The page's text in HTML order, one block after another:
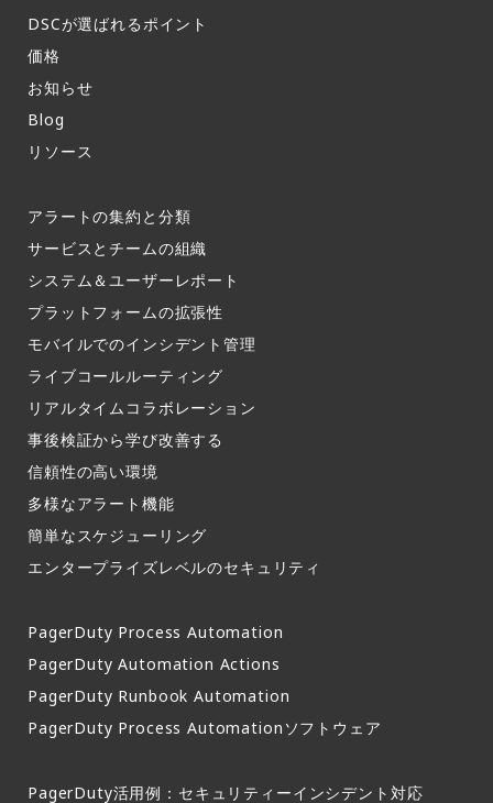
DSCが選ばれるポイント
価格
お知らせ​
Blog
リソース
アラートの集約と分類​
サービスとチームの組織​
システム＆ユーザーレポート​
プラットフォームの拡張性
モバイルでのインシデント管理​
ライブコールルーティング​
リアルタイムコラボレーション​
事後検証から学び改善する
信頼性の高い環境​
多様なアラート機能​
簡単なスケジューリング​
エンタープライズレベルのセキュリティ
PagerDuty Process Automation
PagerDuty Automation Actions
PagerDuty Runbook Automation
PagerDuty Process Automationソフトウェア
PagerDuty活用例：セキュリティーインシデント対応